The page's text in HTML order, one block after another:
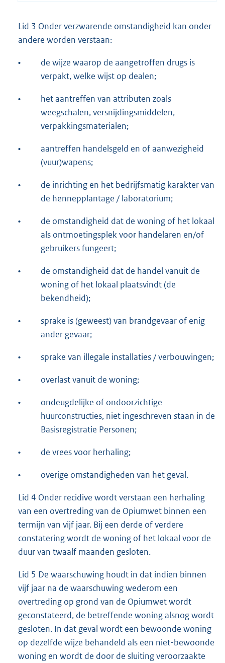
Lid 3 Onder verzwarende omstandigheid kan onder
andere worden verstaan:
•
de wijze waarop de aangetroffen drugs is
verpakt, welke wijst op dealen;
•
het aantreffen van attributen zoals
weegschalen, versnijdingsmiddelen,
verpakkingsmaterialen;
•
aantreffen handelsgeld en of aanwezigheid
(vuur)wapens;
•
de inrichting en het bedrijfsmatig karakter van
de hennepplantage / laboratorium;
•
de omstandigheid dat de woning of het lokaal
als ontmoetingsplek voor handelaren en/of
gebruikers fungeert;
•
de omstandigheid dat de handel vanuit de
woning of het lokaal plaatsvindt (de
bekendheid);
•
sprake is (geweest) van brandgevaar of enig
ander gevaar;
• sprake van illegale installaties / verbouwingen;
• overlast vanuit de woning;
•
ondeugdelijke of ondoorzichtige
huurconstructies, niet ingeschreven staan in de
Basisregistratie Personen;
• de vrees voor herhaling;
• overige omstandigheden van het geval.
Lid 4 Onder recidive wordt verstaan een herhaling
van een overtreding van de Opiumwet binnen een
termijn van vijf jaar. Bij een derde of verdere
constatering wordt de woning of het lokaal voor de
duur van twaalf maanden gesloten.
Lid 5 De waarschuwing houdt in dat indien binnen
vijf jaar na de waarschuwing wederom een
overtreding op grond van de Opiumwet wordt
geconstateerd, de betreffende woning alsnog wordt
gesloten. In dat geval wordt een bewoonde woning
op dezelfde wijze behandeld als een niet-bewoonde
woning en wordt de door de sluiting veroorzaakte